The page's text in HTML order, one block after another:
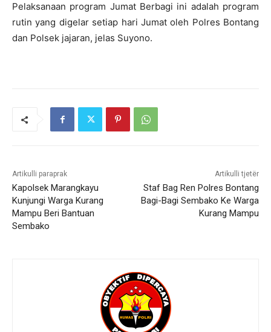
Pelaksanaan program Jumat Berbagi ini adalah program
rutin yang digelar setiap hari Jumat oleh Polres Bontang
dan Polsek jajaran, jelas Suyono.
Artikulli paraprak
Kapolsek Marangkayu
Kunjungi Warga Kurang
Mampu Beri Bantuan
Sembako
Artikulli tjetër
Staf Bag Ren Polres Bontang
Bagi-Bagi Sembako Ke Warga
Kurang Mampu